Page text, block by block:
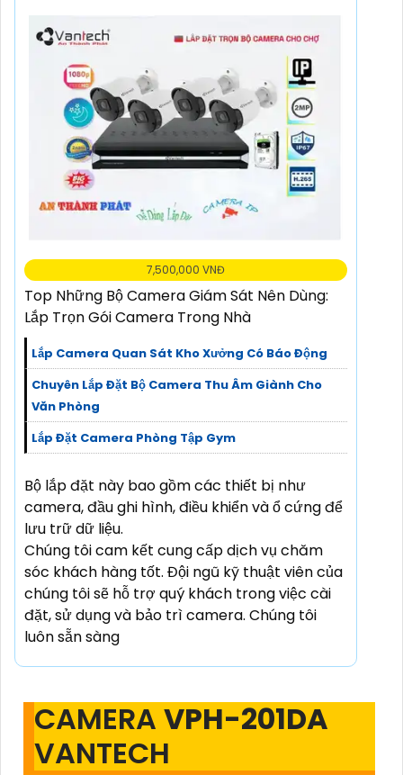
7,500,000 VNĐ
Top Những Bộ Camera Giám Sát Nên Dùng:
Lắp Trọn Gói Camera Trong Nhà
Lắp Camera Quan Sát Kho Xưởng Có Báo Động
Chuyên Lắp Đặt Bộ Camera Thu Âm Giành Cho
Văn Phòng
Lắp Đặt Camera Phòng Tập Gym
Bộ lắp đặt này bao gồm các thiết bị như
camera, đầu ghi hình, điều khiển và ổ cứng để
lưu trữ dữ liệu.
Chúng tôi cam kết cung cấp dịch vụ chăm
sóc khách hàng tốt. Đội ngũ kỹ thuật viên của
chúng tôi sẽ hỗ trợ quý khách trong việc cài
đặt, sử dụng và bảo trì camera. Chúng tôi
luôn sẵn sàng
CAMERA VPH-201DA
VANTECH